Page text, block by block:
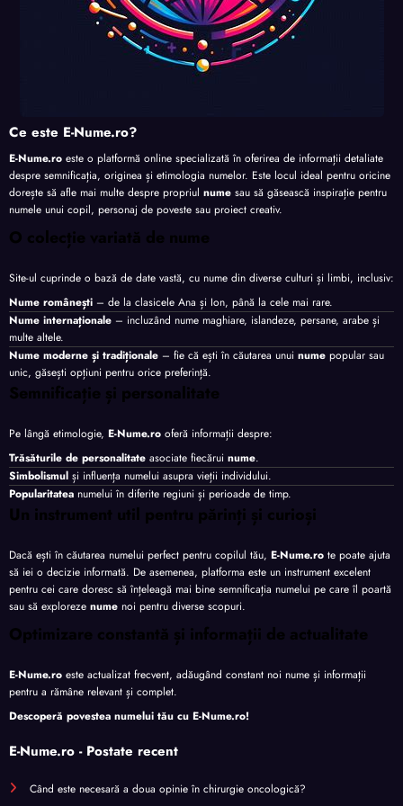
Ce este E-Nume.ro?
E-Nume.ro este o platformă online specializată în oferirea de informații detaliate
despre semnificația, originea și etimologia numelor. Este locul ideal pentru oricine
dorește să afle mai multe despre propriul nume sau să găsească inspirație pentru
numele unui copil, personaj de poveste sau proiect creativ.
O colecție variată de nume
Site-ul cuprinde o bază de date vastă, cu nume din diverse culturi și limbi, inclusiv:
Nume românești – de la clasicele Ana și Ion, până la cele mai rare.
Nume internaționale – incluzând nume maghiare, islandeze, persane, arabe și
multe altele.
Nume moderne și tradiționale – fie că ești în căutarea unui nume popular sau
unic, găsești opțiuni pentru orice preferință.
Semnificație și personalitate
Pe lângă etimologie, E-Nume.ro oferă informații despre:
Trăsăturile de personalitate asociate fiecărui nume.
Simbolismul și influența numelui asupra vieții individului.
Popularitatea numelui în diferite regiuni și perioade de timp.
Un instrument util pentru părinți și curioși
Dacă ești în căutarea numelui perfect pentru copilul tău, E-Nume.ro te poate ajuta
să iei o decizie informată. De asemenea, platforma este un instrument excelent
pentru cei care doresc să înțeleagă mai bine semnificația numelui pe care îl poartă
sau să exploreze nume noi pentru diverse scopuri.
Optimizare constantă și informații de actualitate
E-Nume.ro este actualizat frecvent, adăugând constant noi nume și informații
pentru a rămâne relevant și complet.
Descoperă povestea numelui tău cu E-Nume.ro!
E-Nume.ro - Postate recent
Când este necesară a doua opinie în chirurgie oncologică?